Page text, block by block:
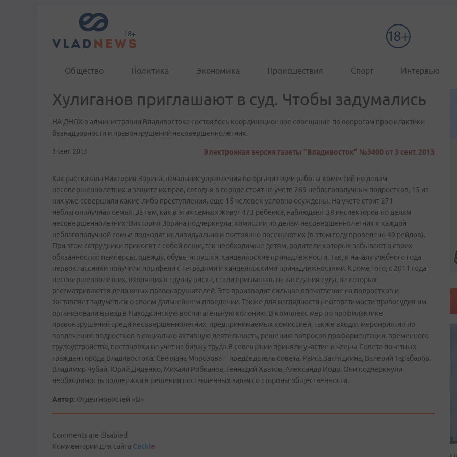
Общество Политика Экономика Происшествия Спорт Интервью
Хулиганов приглашают в суд. Чтобы задумались
НА ДНЯХ в администрации Владивостока состоялось координационное совещание по вопросам профилактики
безнадзорности и правонарушений несовершеннолетних.
3 сент. 2013 Электронная версия газеты "Владивосток" №3400 от 3 сент. 2013
Как рассказала Виктория Зорина, начальник управления по организации работы комиссий по делам
несовершеннолетних и защите их прав, сегодня в городе стоят на учете 269 неблагополучных подростков, 15 из
них уже совершили какие-­либо преступления, еще 15 человек условно осуждены. На учете стоит 271
неблагополучная семья. За тем, как в этих семьях живут 473 ребенка, наблюдают 38 инспекторов по делам
несовершеннолетних. Виктория Зорина подчеркнула: комиссии по делам несовершеннолетних к каждой
неблагополучной семье подходят индивидуально и постоянно посещают их (в этом году проведено 49 рейдов).
При этом сотрудники приносят с собой вещи, так необходимые детям, родители которых забывают о своих
обязанностях: памперсы, одежду, обувь, игрушки, канцелярские принадлежности. Так, к началу учебного года
первоклассники получили портфели с тетрадями и канцелярскими принадлежностями. Кроме того, с 2011 года
несовершеннолетних, входящих в группу риска, стали приглашать на заседания суда, на которых
рассматриваются дела юных правонарушителей. Это производит сильное впечатление на подростков и
заставляет задуматься о своем дальнейшем поведении. Также для наглядности неотвратимости правосудия им
организовали выезд в Находкинскую воспитательную колонию. В комплекс мер по профилактике
правонарушений среди несовершеннолетних, предпринимаемых комиссией, также входят мероприятия по
вовлечению подростков в социально активную деятельность, решению вопросов профориентации, временного
трудоустройства, постановки на учет на биржу труда.В совещании приняли участие и члены Совета почетных
граждан города Владивостока: Светлана Морозова – председатель совета, Раиса Заглядкина, Валерий Тарабаров,
Владимир Чубай, Юрий Диденко, Михаил Робканов, Геннадий Хватов, Александр Иодо. Они подчеркнули
необходимость поддержки в решении поставленных задач со стороны общественности.
Автор: Отдел новостей «В»
Comments are disabled
Комментарии для сайта Cackle